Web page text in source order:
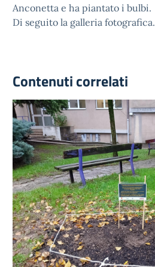
Anconetta e ha piantato i bulbi.
Di seguito la galleria fotografica.
Contenuti correlati